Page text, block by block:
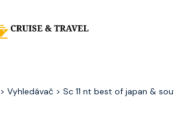
> Vyhledávač > Sc 11 nt best of japan &